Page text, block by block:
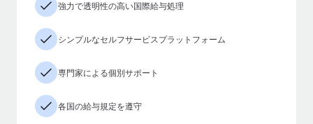
強力で透明性の高い国際給与処理
シンプルなセルフサービスプラットフォーム
専門家による個別サポート
各国の給与規定を遵守